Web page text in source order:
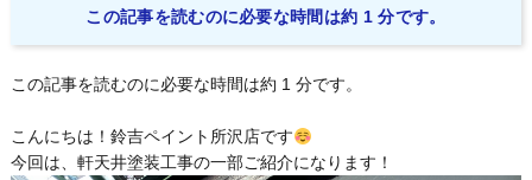
この記事を読むのに必要な時間は約 1 分です。
この記事を読むのに必要な時間は約 1 分です。
こんにちは！鈴吉ペイント所沢店です
今回は、軒天井塗装工事の一部ご紹介になります！